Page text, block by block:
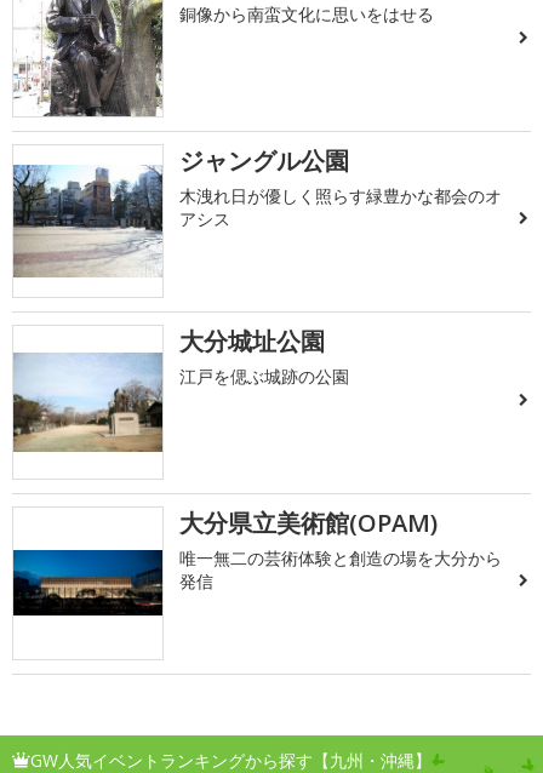
銅像から南蛮文化に思いをはせる
ジャングル公園
木洩れ日が優しく照らす緑豊かな都会のオ
アシス
大分城址公園
江戸を偲ぶ城跡の公園
大分県立美術館(OPAM)
唯一無二の芸術体験と創造の場を大分から
発信
GW人気イベントランキングから探す【九州・沖縄】